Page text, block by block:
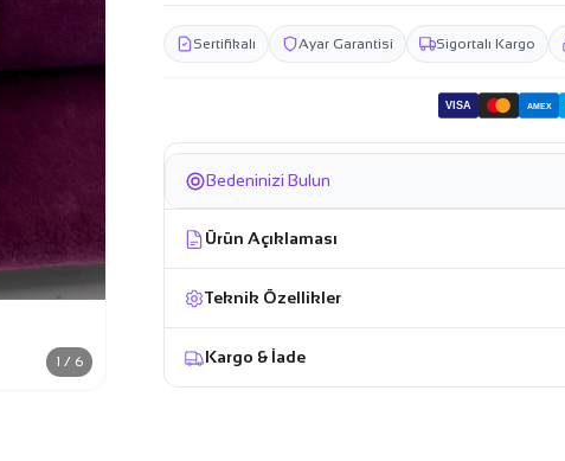
1 / 6
Sertifikalı Ayar Garantisi Sigortalı Kargo
VISA AMEX
Bedeninizi Bulun
Ürün Açıklaması
Teknik Özellikler
Kargo & İade